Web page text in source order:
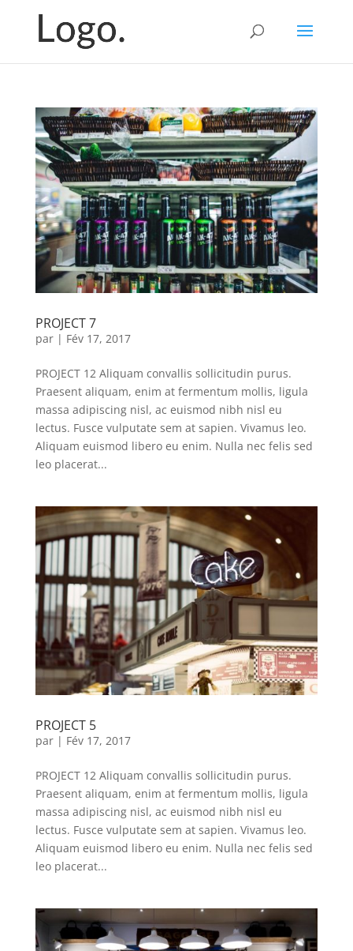
PROJECT 7
par | Fév 17, 2017
PROJECT 12 Aliquam convallis sollicitudin purus.
Praesent aliquam, enim at fermentum mollis, ligula
massa adipiscing nisl, ac euismod nibh nisl eu
lectus. Fusce vulputate sem at sapien. Vivamus leo.
Aliquam euismod libero eu enim. Nulla nec felis sed
leo placerat...
PROJECT 5
par | Fév 17, 2017
PROJECT 12 Aliquam convallis sollicitudin purus.
Praesent aliquam, enim at fermentum mollis, ligula
massa adipiscing nisl, ac euismod nibh nisl eu
lectus. Fusce vulputate sem at sapien. Vivamus leo.
Aliquam euismod libero eu enim. Nulla nec felis sed
leo placerat...